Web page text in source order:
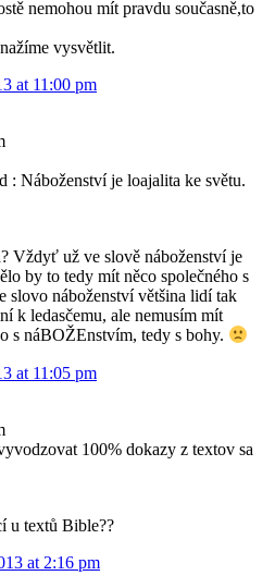
nemohou mít pravdu současně,to
vysvětlit.
at 11:00 pm
: Náboženství je loajalita ke světu.
Vždyť už ve slově náboženství je
by to tedy mít něco společného s
slovo náboženství většina lidí tak
k ledasčemu, ale nemusím mít
s náBOŽEnstvím, tedy s bohy.
at 11:05 pm
100% dokazy z textov sa
u textů Bible??
at 2:16 pm